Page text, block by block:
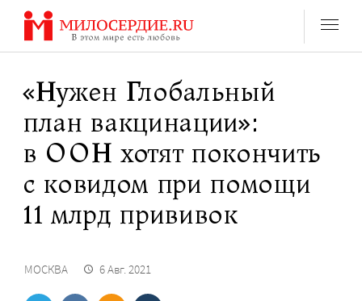
Перейти
содержанию
«Нужен Глобальный
план вакцинации»:
в ООН хотят покончить
с ковидом при помощи
11 млрд прививок
МОСКВА 6 Авг. 2021